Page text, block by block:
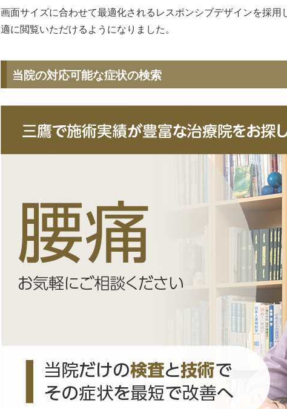
画面サイズに合わせて最適化されるレスポンシブデザインを採用
適に閲覧いただけるようになりました。
当院の対応可能な症状の検索